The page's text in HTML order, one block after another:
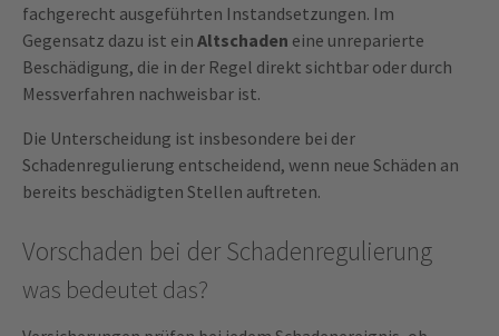
fachgerecht ausgeführten Instandsetzungen. Im
Gegensatz dazu ist ein Altschaden eine unreparierte
Beschädigung, die in der Regel direkt sichtbar oder durch
Messverfahren nachweisbar ist.
Die Unterscheidung ist insbesondere bei der
Schadenregulierung entscheidend, wenn neue Schäden an
bereits beschädigten Stellen auftreten.
Vorschaden bei der Schadenregulierung
was bedeutet das?